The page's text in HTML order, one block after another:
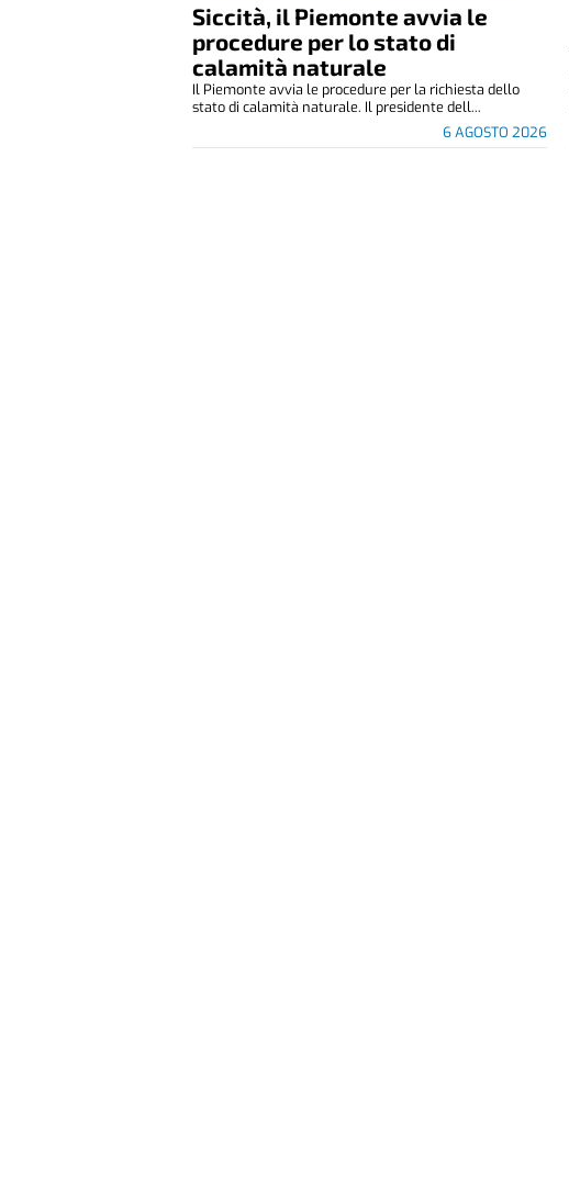
Siccità, il Piemonte avvia le
procedure per lo stato di
calamità naturale
6 AGOSTO 2026
Il Piemonte avvia le procedure per la richiesta dello
stato di calamità naturale. Il presidente dell...